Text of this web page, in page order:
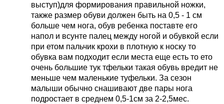
выступ)для формирования правильной ножки,
также размер обуви должен быть на 0,5 - 1 см
больше чем нога, обув ребенка поставте его
напол и всунте палец между ногой и обувкой если
при етом пальчик крохи в плотную к носку то
обувка вам подходит если места еще есть то ето
очень большие тук тфельки такая обувь вредит не
меньше чем маленькие туфельки. За сезон
малыши обычно снашивают две пары нога
подростает в среднем 0,5-1см за 2-2,5мес.